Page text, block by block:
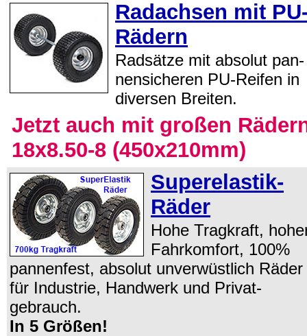
Radachsen mit
Rädern
Radsätze mit ab­so­lut pan­
nen­si­che­ren PU-Reifen in
diversen Breiten.
Jetzt auch mit großen
18x8.50-8 (450x210mm)
Super­elastik-
Räder
Hohe Tragkraft,
Fahrkomfort, 100%
pannenfest, absolut unverwüstlich Räder
für Industrie, Handwerk und Privat­
gebrauch.
In 5 Größen!